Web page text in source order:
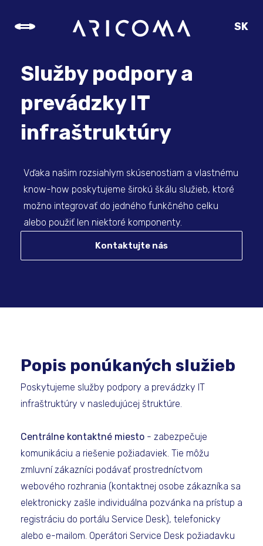
SK
Služby podpory a
prevádzky IT
infraštruktúry
Vďaka našim rozsiahlym skúsenostiam a vlastnému
know-how poskytujeme širokú škálu služieb, ktoré
možno integrovať do jedného funkčného celku
alebo použiť len niektoré komponenty.
Kontaktujte nás
Popis ponúkaných služieb
Poskytujeme služby podpory a prevádzky IT
infraštruktúry v nasledujúcej štruktúre.
Centrálne kontaktné miesto - zabezpečuje
komunikáciu a riešenie požiadaviek. Tie môžu
zmluvní zákazníci podávať prostredníctvom
webového rozhrania (kontaktnej osobe zákazníka sa
elektronicky zašle individuálna pozvánka na prístup a
registráciu do portálu Service Desk), telefonicky
alebo e-mailom. Operátori Service Desk požiadavku